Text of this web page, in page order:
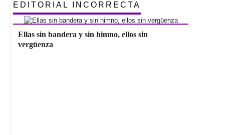
EDITORIAL INCORRECTA
Ellas sin bandera y sin himno, ellos sin
vergüenza